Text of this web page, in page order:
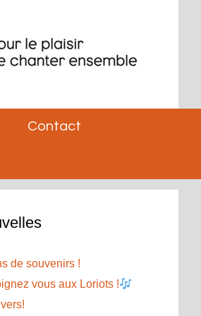
Contact
de souvenirs !
vous aux Loriots !